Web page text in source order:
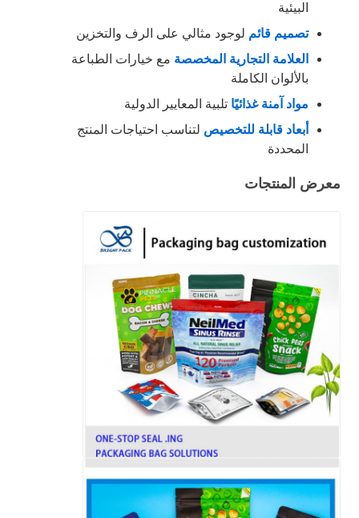
البيئية
تصميم قائم لوجود مثالي على الرف والتخزين
العلامة التجارية المخصصة مع خيارات الطباعة
بالألوان الكاملة
مواد آمنة غذائيًا تلبية المعايير الدولية
أبعاد قابلة للتخصيص لتناسب احتياجات المنتج
المحددة
معرض المنتجات